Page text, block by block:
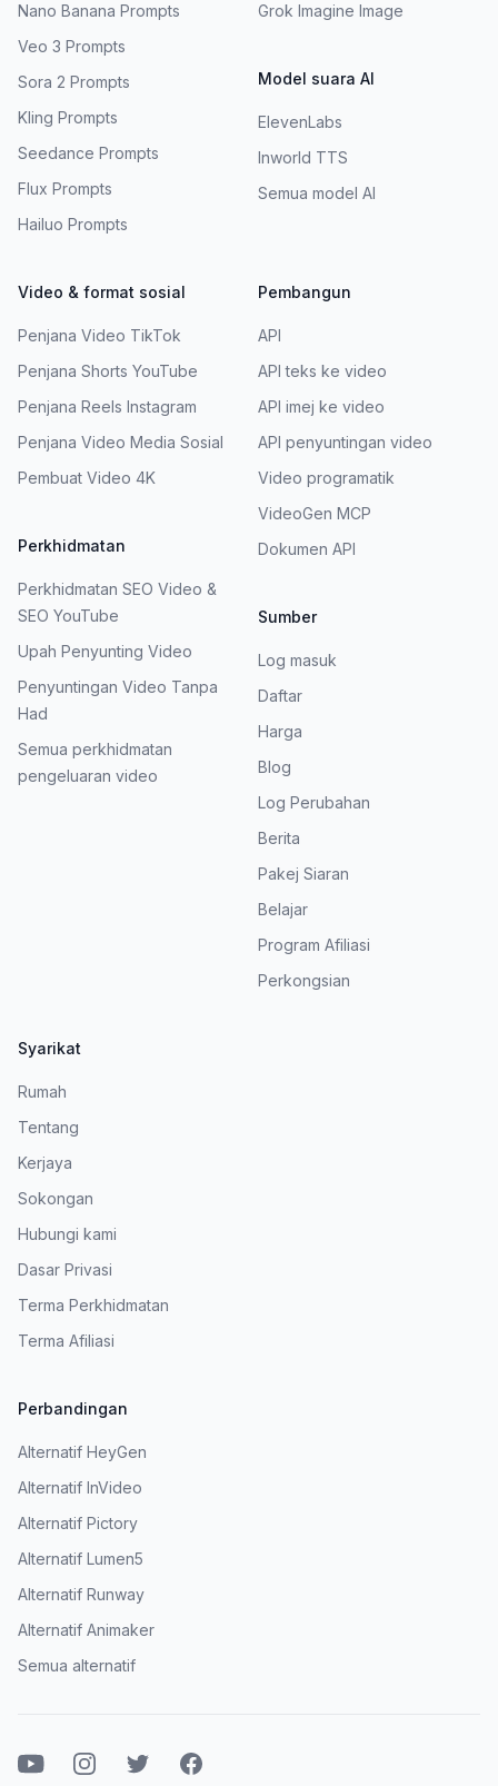
Nano Banana Prompts
Veo 3 Prompts
Sora 2 Prompts
Kling Prompts
Seedance Prompts
Flux Prompts
Hailuo Prompts
Grok Imagine Image
Model suara AI
ElevenLabs
Inworld TTS
Semua model AI
Video & format sosial
Penjana Video TikTok
Penjana Shorts YouTube
Penjana Reels Instagram
Penjana Video Media Sosial
Pembuat Video 4K
Perkhidmatan
Perkhidmatan SEO Video &
SEO YouTube
Upah Penyunting Video
Penyuntingan Video Tanpa
Had
Semua perkhidmatan
pengeluaran video
Pembangun
API
API teks ke video
API imej ke video
API penyuntingan video
Video programatik
VideoGen MCP
Dokumen API
Sumber
Log masuk
Daftar
Harga
Blog
Log Perubahan
Berita
Pakej Siaran
Belajar
Program Afiliasi
Perkongsian
Syarikat
Rumah
Tentang
Kerjaya
Sokongan
Hubungi kami
Dasar Privasi
Terma Perkhidmatan
Terma Afiliasi
Perbandingan
Alternatif HeyGen
Alternatif InVideo
Alternatif Pictory
Alternatif Lumen5
Alternatif Runway
Alternatif Animaker
Semua alternatif
YoutubeInstagramTwitterFacebook